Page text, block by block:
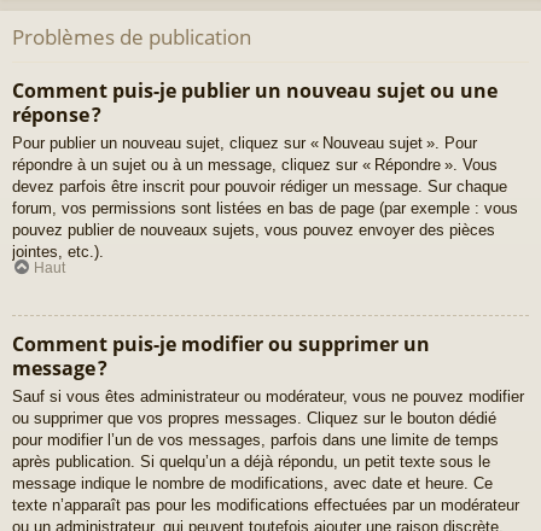
Problèmes de publication
Comment puis-je publier un nouveau sujet ou une
réponse ?
Pour publier un nouveau sujet, cliquez sur « Nouveau sujet ». Pour
répondre à un sujet ou à un message, cliquez sur « Répondre ». Vous
devez parfois être inscrit pour pouvoir rédiger un message. Sur chaque
forum, vos permissions sont listées en bas de page (par exemple : vous
pouvez publier de nouveaux sujets, vous pouvez envoyer des pièces
jointes, etc.).
Haut
Comment puis-je modifier ou supprimer un
message ?
Sauf si vous êtes administrateur ou modérateur, vous ne pouvez modifier
ou supprimer que vos propres messages. Cliquez sur le bouton dédié
pour modifier l’un de vos messages, parfois dans une limite de temps
après publication. Si quelqu’un a déjà répondu, un petit texte sous le
message indique le nombre de modifications, avec date et heure. Ce
texte n’apparaît pas pour les modifications effectuées par un modérateur
ou un administrateur, qui peuvent toutefois ajouter une raison discrète.